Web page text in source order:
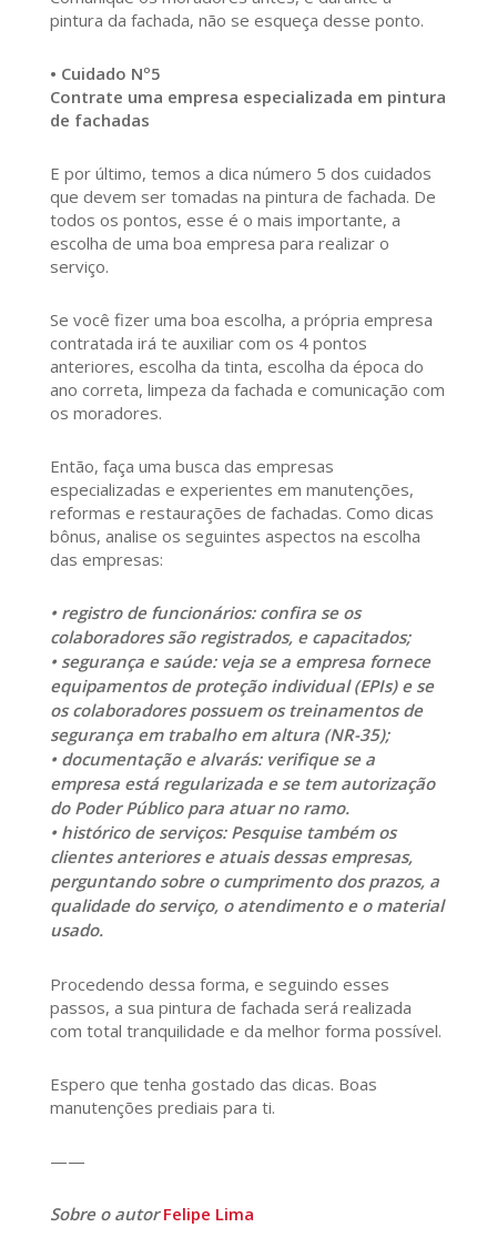
pintura da fachada, não se esqueça desse ponto.
• Cuidado Nº5
Contrate uma empresa especializada em pintura
de fachadas
E por último, temos a dica número 5 dos cuidados
que devem ser tomadas na pintura de fachada. De
todos os pontos, esse é o mais importante, a
escolha de uma boa empresa para realizar o
serviço.
Se você fizer uma boa escolha, a própria empresa
contratada irá te auxiliar com os 4 pontos
anteriores, escolha da tinta, escolha da época do
ano correta, limpeza da fachada e comunicação com
os moradores.
Então, faça uma busca das empresas
especializadas e experientes em manutenções,
reformas e restaurações de fachadas. Como dicas
bônus, analise os seguintes aspectos na escolha
das empresas:
• registro de funcionários: confira se os
colaboradores são registrados, e capacitados;
• segurança e saúde: veja se a empresa fornece
equipamentos de proteção individual (EPIs) e se
os colaboradores possuem os treinamentos de
segurança em trabalho em altura (NR-35);
• documentação e alvarás: verifique se a
empresa está regularizada e se tem autorização
do Poder Público para atuar no ramo.
• histórico de serviços: Pesquise também os
clientes anteriores e atuais dessas empresas,
perguntando sobre o cumprimento dos prazos, a
qualidade do serviço, o atendimento e o material
usado.
Procedendo dessa forma, e seguindo esses
passos, a sua pintura de fachada será realizada
com total tranquilidade e da melhor forma possível.
Espero que tenha gostado das dicas. Boas
manutenções prediais para ti.
——
Sobre o autorFelipe Lima